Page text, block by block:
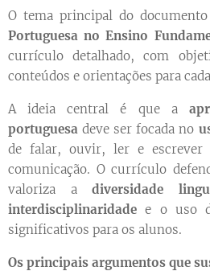
O tema principal do
Portuguesa no Ensino
currículo detalhado, com
conteúdos e orientações para
A ideia central é que a
portuguesa deve ser focada no
de falar, ouvir, ler e escrever
comunicação. O currículo
valoriza a diversidade
interdisciplinaridade e o uso
significativos para os alunos.
Os principais argumentos que